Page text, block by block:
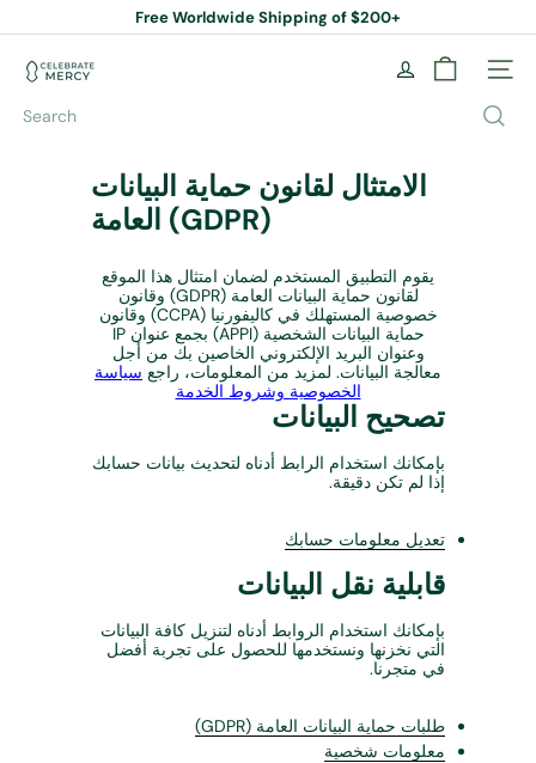
to
content
Pause
Free Worldwide Shipping of $200+
C
e
e
Site
Search
الامتثال لقانون حماية البيانات
العامة (GDPR)
يقوم التطبيق المستخدم لضمان امتثال هذا الموقع
لقانون حماية البيانات العامة (GDPR) وقانون
خصوصية المستهلك في كاليفورنيا (CCPA) وقانون
حماية البيانات الشخصية (APPI) بجمع عنوان IP
وعنوان البريد الإلكتروني الخاصين بك من أجل
معالجة البيانات. لمزيد من المعلومات، راجع سياسة
الخصوصية وشروط الخدمة
تصحيح البيانات
بإمكانك استخدام الرابط أدناه لتحديث بيانات حسابك
إذا لم تكن دقيقة.
تعديل معلومات حسابك
قابلية نقل البيانات
بإمكانك استخدام الروابط أدناه لتنزيل كافة البيانات
التي نخزنها ونستخدمها للحصول على تجربة أفضل
في متجرنا.
طلبات حماية البيانات العامة (GDPR)
معلومات شخصية